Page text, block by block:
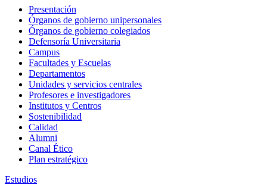
Presentación
Órganos de gobierno unipersonales
Órganos de gobierno colegiados
Defensoría Universitaria
Campus
Facultades y Escuelas
Departamentos
Unidades y servicios centrales
Profesores e investigadores
Institutos y Centros
Sostenibilidad
Calidad
Alumni
Canal Ético
Plan estratégico
Estudios